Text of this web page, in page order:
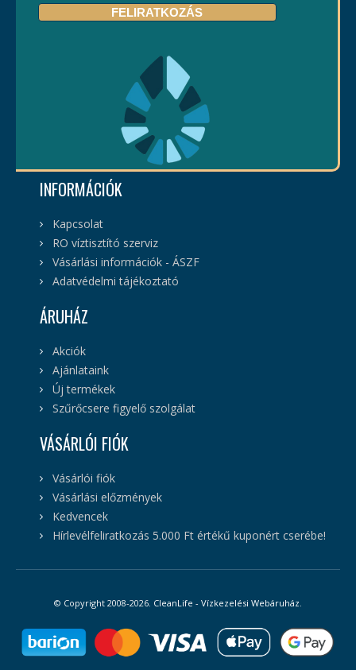
INFORMÁCIÓK
Kapcsolat
RO víztisztító szerviz
Vásárlási információk - ÁSZF
Adatvédelmi tájékoztató
ÁRUHÁZ
Akciók
Ajánlataink
Új termékek
Szűrőcsere figyelő szolgálat
VÁSÁRLÓI FIÓK
Vásárlói fiók
Vásárlási előzmények
Kedvencek
Hírlevélfeliratkozás 5.000 Ft értékű kuponért cserébe!
© Copyright 2008-2026. CleanLife - Vízkezelési Webáruház.